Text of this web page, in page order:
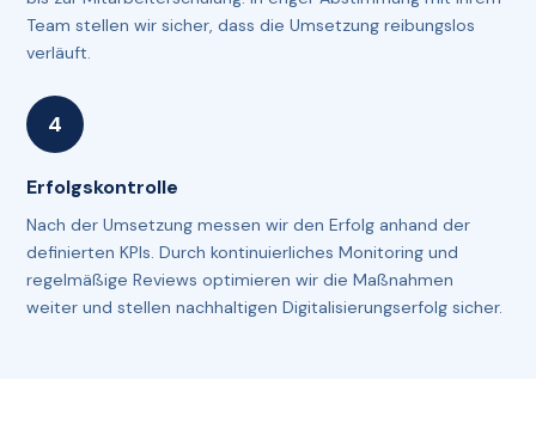
Team stellen wir sicher, dass die Umsetzung reibungslos
verläuft.
Erfolgskontrolle
Nach der Umsetzung messen wir den Erfolg anhand der
definierten KPIs. Durch kontinuierliches Monitoring und
regelmäßige Reviews optimieren wir die Maßnahmen
weiter und stellen nachhaltigen Digitalisierungserfolg sicher.